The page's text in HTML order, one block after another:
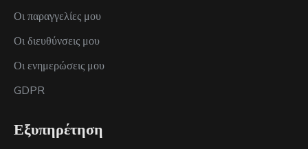
Οι παραγγελίες μου
Οι διευθύνσεις μου
Οι ενημερώσεις μου
GDPR
Εξυπηρέτηση